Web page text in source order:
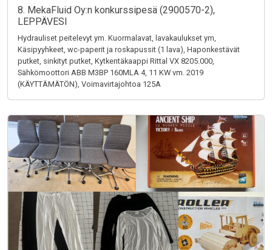
8. MekaFluid Oy:n konkurssipesä (2900570-2),
LEPPÄVESI
Hydrauliset peitelevyt ym. Kuormalavat, lavakaulukset ym,
Käsipyyhkeet, wc-paperit ja roskapussit (1 lava), Haponkestävät
putket, sinkityt putket, Kytkentäkaappi Rittal VX 8205.000,
Sähkömoottori ABB M3BP 160MLA 4, 11 KW vm. 2019
(KÄYTTÄMÄTÖN), Voimavirtajohtoa 125A